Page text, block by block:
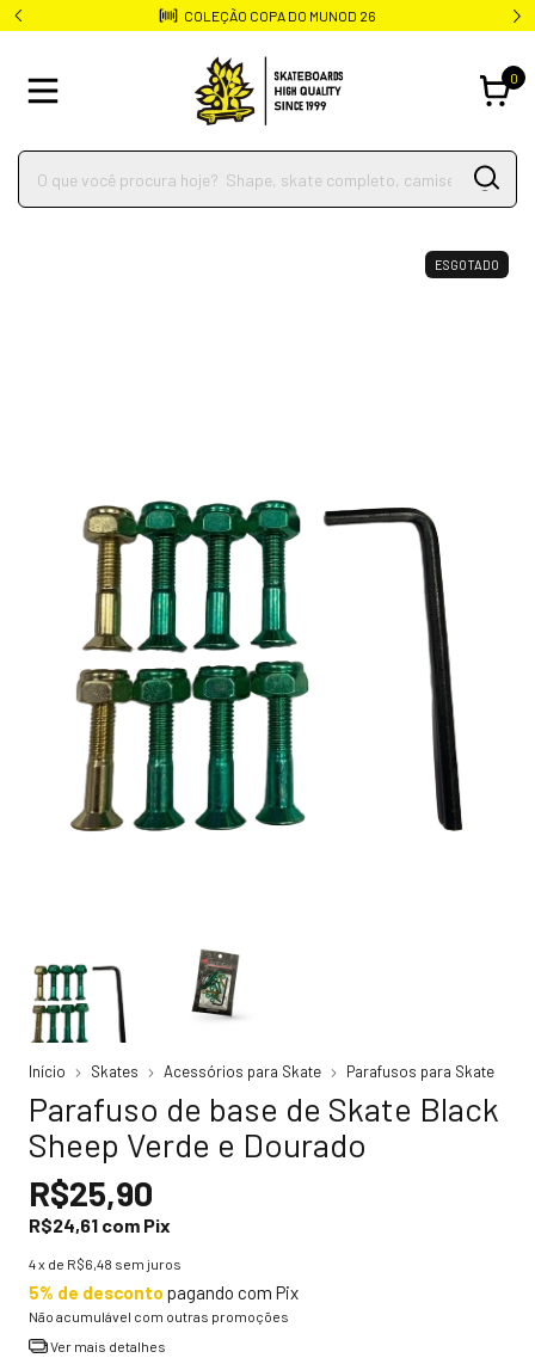
COLEÇÃO COPA DO MUNOD 26
0
ESGOTADO
Início Skates Acessórios para Skate Parafusos para Skate
Parafuso de base de Skate Black
Sheep Verde e Dourado
R$25,90
R$24,61 com Pix
4x de R$6,48 sem juros
5% de desconto pagando com Pix
Não acumulável com outras promoções
Ver mais detalhes